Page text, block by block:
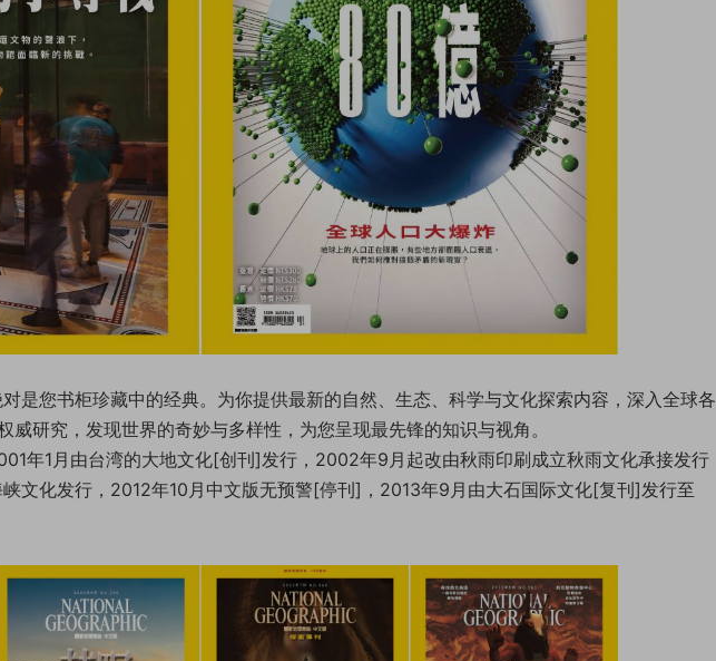
对是您书柜珍藏中的经典。为你提供最新的自然、生态、科学与文化探索内容，深入全球各
威研究，发现世界的奇妙与多样性，为您呈现最先锋的知识与视角。
年1月由台湾的大地文化[创刊]发行，2002年9月起改由秋雨印刷成立秋雨文化承接发行
文化发行，2012年10月中文版无预警[停刊]，2013年9月由大石国际文化[复刊]发行至